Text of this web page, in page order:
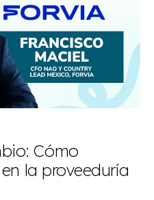
Cómo
la proveeduría